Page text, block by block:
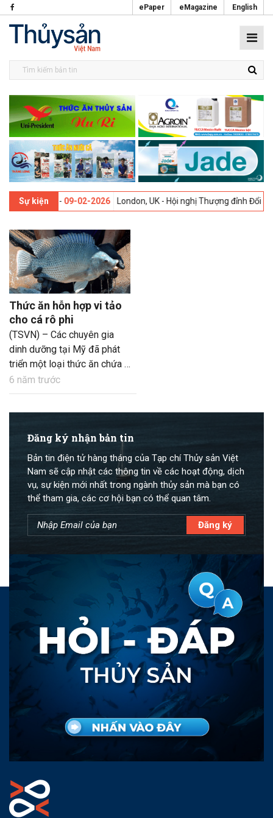
ePaper eMagazine English
Sự kiện
lần thứ 13 -09-02-2026 London, UK - Hội nghị Thượng đỉnh Đổi mới
Thức ăn hỗn hợp vi tảo
cho cá rô phi
(TSVN) – Các chuyên gia
dinh dưỡng tại Mỹ đã phát
triển một loại thức ăn chứa 2
hỗn hợp vi tảo biển hoàn
toàn loại bỏ bột cá, dầu cá
trưởng và tiết kiệm chi phí
cho người nuôi cá rô phi trên
toàn cầu.
6 năm trước
Đăng ký nhận bản tin
Bản tin điện tử hàng tháng của Tạp chí Thủy sản Việt
Nam sẽ cập nhật các thông tin về các hoạt động, dịch
vụ, sự kiện mới nhất trong ngành thủy sản mà bạn có
thể tham gia, các cơ hội bạn có thể quan tâm.